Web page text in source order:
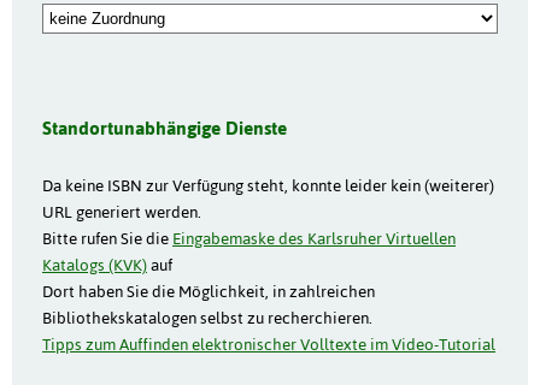
Standortunabhängige Dienste
Da keine ISBN zur Verfügung steht, konnte leider kein (weiterer)
URL generiert werden.
Bitte rufen Sie die Eingabemaske des Karlsruher Virtuellen
Katalogs (KVK)auf
Dort haben Sie die Möglichkeit, in zahlreichen
Bibliothekskatalogen selbst zu recherchieren.
Tipps zum Auffinden elektronischer Volltexte im Video-Tutorial